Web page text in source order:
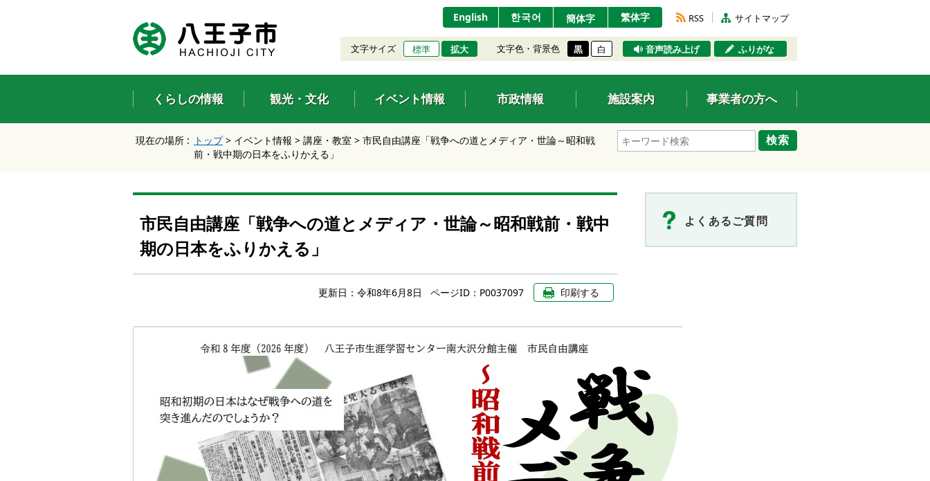
ン
タ
ー
キ
ナ
ビ
ョ
を
ス
キ
プ
English 한국어 簡体字 繁体字 RSS サイトマップ
文字サイズ 標準 拡大 文字色・背景色 黒 白 音声読み上げ ふりがな
くらしの情報 観光・文化 イベント情報 市政情報 施設案内 事業者の方へ
検索
現在の場所 : トップ> イベント情報 > 講座・教室 > 市民自由講座「戦争への道とメディア・世論～昭和戦
前・戦中期の日本をふりかえる」
市民自由講座「戦争への道とメディア・世論～昭和戦前・戦中
期の日本をふりかえる」
更新日： 令和8年6月8日 ページID：P0037097 印刷する
よくあるご質問